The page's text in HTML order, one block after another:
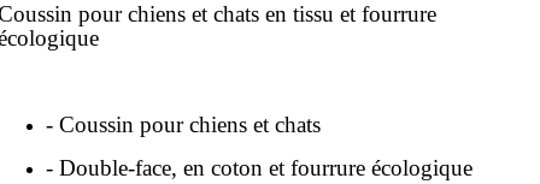
pour chiens et chats en tissu et fourrure
- Coussin pour chiens et chats
- Double-face, en coton et fourrure écologique